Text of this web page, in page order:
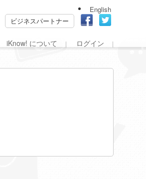
English
ビジネスパートナー
iKnow! について ログイン